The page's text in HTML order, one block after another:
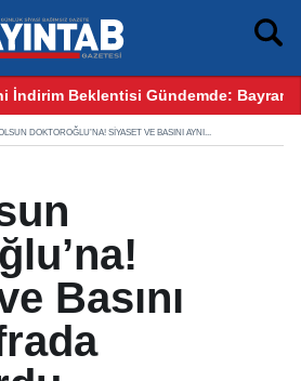
ve Motorinde
Karıştı: Ankara’dan Gelen Kulis
DOKTOROĞLU’NA! SIYASET VE BASINI AYNI...
Basını